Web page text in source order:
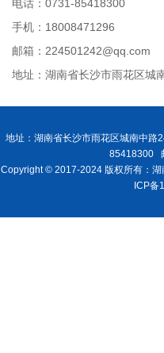
电话：0731-85418300
手机：18008471296
邮箱：224501242@qq.com
地址：湖南省长沙市雨花区城
地址：湖南省长沙市雨花区城南中
85418300
Copyright © 2017-2024 版权所有：
ICP备